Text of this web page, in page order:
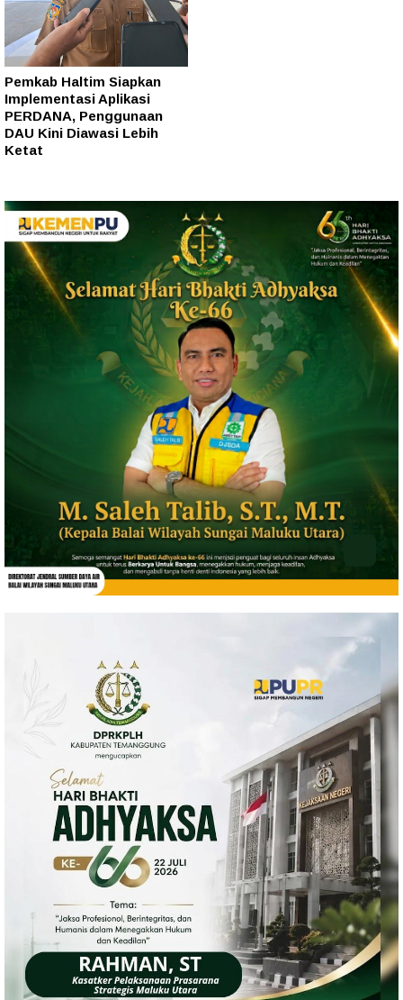
Pemkab Haltim Siapkan
Implementasi Aplikasi
PERDANA, Penggunaan
DAU Kini Diawasi Lebih
Ketat